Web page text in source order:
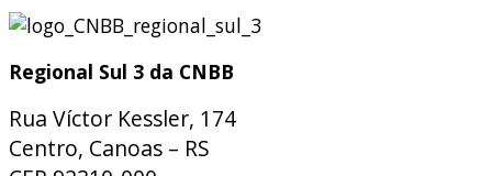
Regional Sul 3 da CNBB
Rua Víctor Kessler, 174
Centro, Canoas – RS